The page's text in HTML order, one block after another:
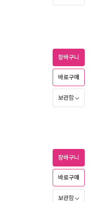
장바구니
바로구매
보관함
장바구니
바로구매
보관함